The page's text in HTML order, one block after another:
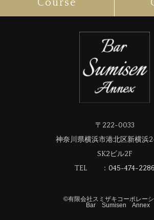
Course
〒222-0033
神奈川県横浜市港北区新横浜
SK2ビル2F
TEL ： 045-474-2286
©︎有限会社スミザキコーポレー
Bar Sumisen Annex